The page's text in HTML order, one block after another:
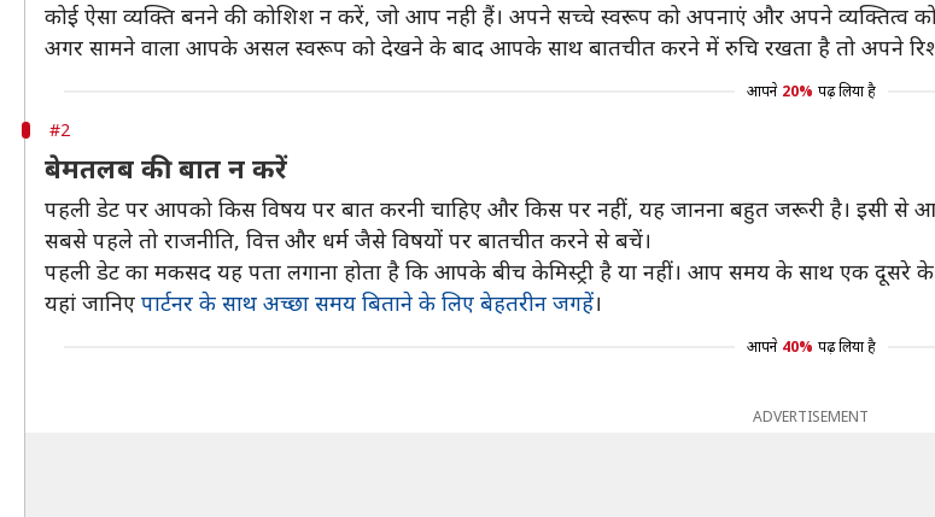
कोई ऐसा व्यक्ति बनने की कोशिश न करें, जो आप नही हैं। अपने सच्चे स्वरूप को अपनाएं और अपने व्यक्तित्व
अगर सामने वाला आपके असल स्वरूप को देखने के बाद आपके साथ बातचीत करने में रुचि रखता है तो अपने
आपने 20% पढ़ लिया है
#2
बेमतलब की बात न करें
पहली डेट पर आपको किस विषय पर बात करनी चाहिए और किस पर नहीं, यह जानना बहुत जरूरी है। इसी से
सबसे पहले तो राजनीति, वित्त और धर्म जैसे विषयों पर बातचीत करने से बचें।
पहली डेट का मकसद यह पता लगाना होता है कि आपके बीच केमिस्ट्री है या नहीं। आप समय के साथ एक दूसरे
यहां जानिए पार्टनर के साथ अच्छा समय बिताने के लिए बेहतरीन जगहें।
आपने 40% पढ़ लिया है
ADVERTISEMENT